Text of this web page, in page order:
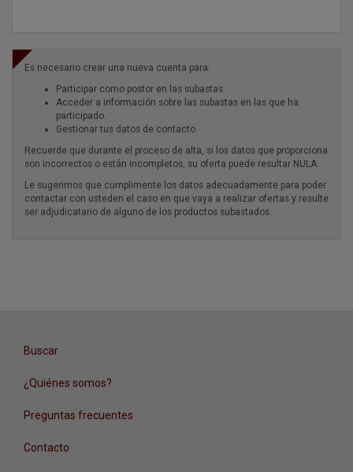
Es necesario crear una nueva cuenta para:
Participar como postor en las subastas.
Acceder a información sobre las subastas en las que ha
participado.
Gestionar tus datos de contacto.
Recuerde que durante el proceso de alta, si los datos que proporciona
son incorrectos o están incompletos, su oferta puede resultar NULA.
Le sugerimos que cumplimente los datos adecuadamente para poder
contactar con usteden el caso en que vaya a realizar ofertas y resulte
ser adjudicatario de alguno de los productos subastados.
Buscar
¿Quiénes somos?
Preguntas frecuentes
Contacto